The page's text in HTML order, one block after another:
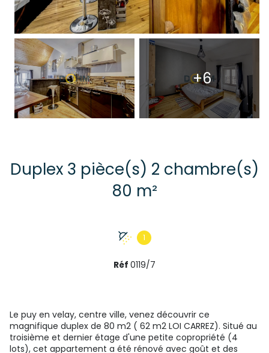
+6
Duplex 3 pièce(s) 2 chambre(s)
80 m²
1
Réf 0119/7
Le puy en velay, centre ville, venez découvrir ce
magnifique duplex de 80 m2 ( 62 m2 LOI CARREZ). Situé au
troisième et dernier étage d'une petite copropriété (4
lots), cet appartement a été rénové avec goût et des